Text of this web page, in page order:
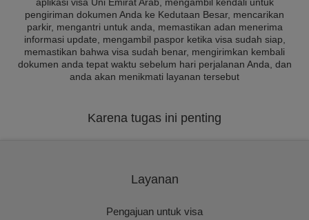
pengiriman dokumen Anda ke Kedutaan Besar, mencarikan
parkir, mengantri untuk anda, memastikan adan menerima
informasi update, mengambil paspor ketika visa sudah siap,
memastikan bahwa visa sudah benar, mengirimkan kembali
dokumen anda tepat waktu sebelum hari perjalanan Anda, dan
anda akan menikmati layanan tersebut
Karena tugas ini penting
Layanan
Pengajuan untuk visa